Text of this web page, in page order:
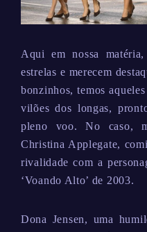
Aqui em nossa
estrelas e merecem
bonzinhos, temos
vilões dos longas,
pleno voo. No caso,
Christina Applegate,
rivalidade com a
‘Voando Alto’ de 2003.
Dona Jensen, uma